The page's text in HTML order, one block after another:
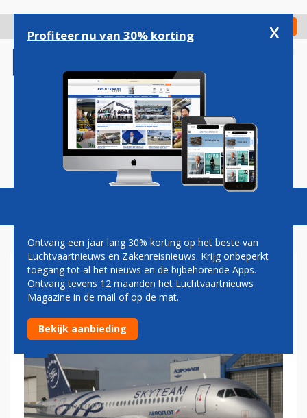
gaan
Check in
Magazine Podcasts Vacatures
AEROFLOT TEKENT VOOR
EXTRA SUKHOI SUPERJETS
Profiteer nu van 30% korting x
Ontvang een jaar lang 30% korting op het beste van
Luchtvaartnieuws en Zakenreisnieuws. Krijg onbeperkt
toegang tot al het nieuws en de bijbehorende Apps.
Ontvang tevens 12 maanden het Luchtvaartnieuws
Magazine in de mail of op de mat.
Bekijk aanbieding